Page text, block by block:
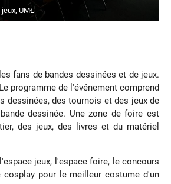
UMŁ
fans de bandes dessinées et de jeux.
programme de l'événement comprend
dessinées, des tournois et des jeux de
dessinée. Une zone de foire est
des jeux, des livres et du matériel
jeux, l'espace foire, le concours
pour le meilleur costume d'un